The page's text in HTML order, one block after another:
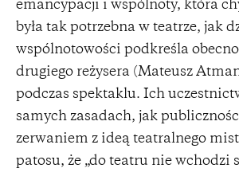
emancypacji i wspólnoty, która
była tak potrzebna w teatrze, jak
wspólnotowości podkreśla
drugiego reżysera (Mateusz
podczas spektaklu. Ich
samych zasadach, jak
zerwaniem z ideą teatralnego
patosu, że „do teatru nie wchodzi